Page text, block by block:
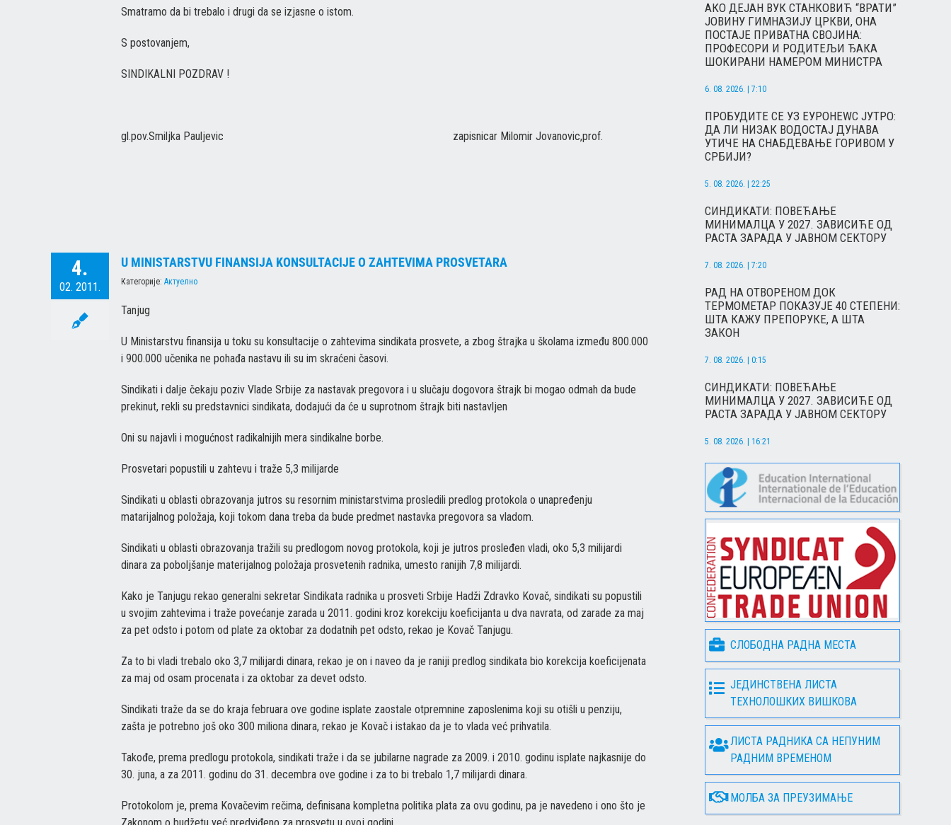
Smatramo da bi trebalo i drugi da se izjasne o istom.
S postovanjem,
SINDIKALNI POZDRAV !
gl.pov.Smiljka Pauljevic zapisnicar Milomir Jovanovic,prof.
4.
02. 2011.
U MINISTARSTVU FINANSIJA KONSULTACIJE O ZAHTEVIMA PROSVETARA
Категорије: Актуелно
Tanjug
U Ministarstvu finansija u toku su konsultacije o zahtevima sindikata prosvete, a zbog štrajka u školama između 800.000
i 900.000 učenika ne pohađa nastavu ili su im skraćeni časovi.
Sindikati i dalje čekaju poziv Vlade Srbije za nastavak pregovora i u slučaju dogovora štrajk bi mogao odmah da bude
prekinut, rekli su predstavnici sindikata, dodajući da će u suprotnom štrajk biti nastavljen
Oni su najavli i mogućnost radikalnijih mera sindikalne borbe.
Prosvetari popustili u zahtevu i traže 5,3 milijarde
Sindikati u oblasti obrazovanja jutros su resornim ministarstvima prosledili predlog protokola o unapređenju
matarijalnog položaja, koji tokom dana treba da bude predmet nastavka pregovora sa vladom.
Sindikati u oblasti obrazovanja tražili su predlogom novog protokola, koji je jutros prosleđen vladi, oko 5,3 milijardi
dinara za poboljšanje materijalnog položaja prosvetenih radnika, umesto ranijih 7,8 milijardi.
Kako je Tanjugu rekao generalni sekretar Sindikata radnika u prosveti Srbije Hadži Zdravko Kovač, sindikati su popustili
u svojim zahtevima i traže povećanje zarada u 2011. godini kroz korekciju koeficijanta u dva navrata, od zarade za maj
za pet odsto i potom od plate za oktobar za dodatnih pet odsto, rekao je Kovač Tanjugu.
Za to bi vladi trebalo oko 3,7 milijardi dinara, rekao je on i naveo da je raniji predlog sindikata bio korekcija koeficijenata
za maj od osam procenata i za oktobar za devet odsto.
Sindikati traže da se do kraja februara ove godine isplate zaostale otpremnine zaposlenima koji su otišli u penziju,
zašta je potrebno još oko 300 miliona dinara, rekao je Kovač i istakao da je to vlada već prihvatila.
Takođe, prema predlogu protokola, sindikati traže i da se jubilarne nagrade za 2009. i 2010. godinu isplate najkasnije do
30. juna, a za 2011. godinu do 31. decembra ove godine i za to bi trebalo 1,7 milijardi dinara.
Protokolom je, prema Kovačevim rečima, definisana kompletna politika plata za ovu godinu, pa je navedeno i ono što je
АКО ДЕЈАН ВУК СТАНКОВИЋ “ВРАТИ”
ЈОВИНУ ГИМНАЗИЈУ ЦРКВИ, ОНА
ПОСТАЈЕ ПРИВАТНА СВОЈИНА:
ПРОФЕСОРИ И РОДИТЕЉИ ЂАКА
ШОКИРАНИ НАМЕРОМ МИНИСТРА
6. 08. 2026. | 7:10
ПРОБУДИТЕ СЕ УЗ ЕУРОНЕWС ЈУТРО:
ДА ЛИ НИЗАК ВОДОСТАЈ ДУНАВА
УТИЧЕ НА СНАБДЕВАЊЕ ГОРИВОМ У
СРБИЈИ?
5. 08. 2026. | 22:25
СИНДИКАТИ: ПОВЕЋАЊЕ
МИНИМАЛЦА У 2027. ЗАВИСИЋЕ ОД
РАСТА ЗАРАДА У ЈАВНОМ СЕКТОРУ
7. 08. 2026. | 7:20
РАД НА ОТВОРЕНОМ ДОК
ТЕРМОМЕТАР ПОКАЗУЈЕ 40 СТЕПЕНИ:
ШТА КАЖУ ПРЕПОРУКЕ, А ШТА
ЗАКОН
7. 08. 2026. | 0:15
СИНДИКАТИ: ПОВЕЋАЊЕ
МИНИМАЛЦА У 2027. ЗАВИСИЋЕ ОД
РАСТА ЗАРАДА У ЈАВНОМ СЕКТОРУ
5. 08. 2026. | 16:21
СЛОБОДНА РАДНА МЕСТА
ЈЕДИНСТВЕНА ЛИСТА
ТЕХНОЛОШКИХ ВИШКОВА
ЛИСТА РАДНИКА СА НЕПУНИМ
РАДНИМ ВРЕМЕНОМ
МОЛБА ЗА ПРЕУЗИМАЊЕ